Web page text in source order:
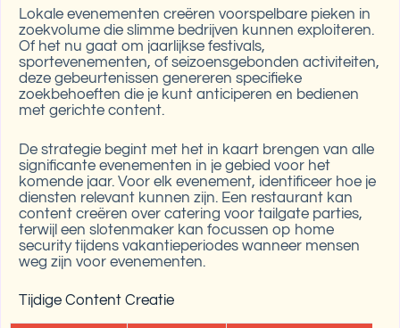
Lokale evenementen creëren voorspelbare pieken in
zoekvolume die slimme bedrijven kunnen exploiteren.
Of het nu gaat om jaarlijkse festivals,
sportevenementen, of seizoensgebonden activiteiten,
deze gebeurtenissen genereren specifieke
zoekbehoeften die je kunt anticiperen en bedienen
met gerichte content.
De strategie begint met het in kaart brengen van alle
significante evenementen in je gebied voor het
komende jaar. Voor elk evenement, identificeer hoe je
diensten relevant kunnen zijn. Een restaurant kan
content creëren over catering voor tailgate parties,
terwijl een slotenmaker kan focussen op home
security tijdens vakantieperiodes wanneer mensen
weg zijn voor evenementen.
Tijdige Content Creatie